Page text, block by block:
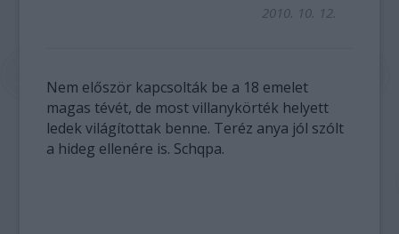
2010. 10. 12.
Nem először kapcsolták be a 18 emelet
magas tévét, de most villanykörték helyett
ledek világítottak benne. Teréz anya jól szólt
a hideg ellenére is. Schqpa.